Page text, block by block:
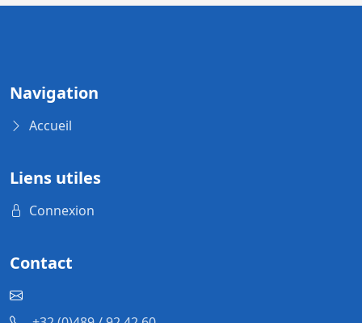
Navigation
Accueil
Liens utiles
Connexion
Contact